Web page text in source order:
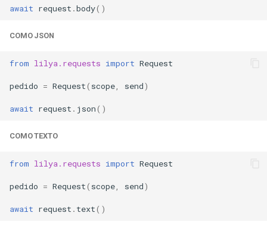
await request .body()
COMO JSON
from lilya.requests import Request
pedido = Request( scope send)
await request . json()
COMO TEXTO
from lilya.requests import Request
pedido = Request( scope send)
await request . text()